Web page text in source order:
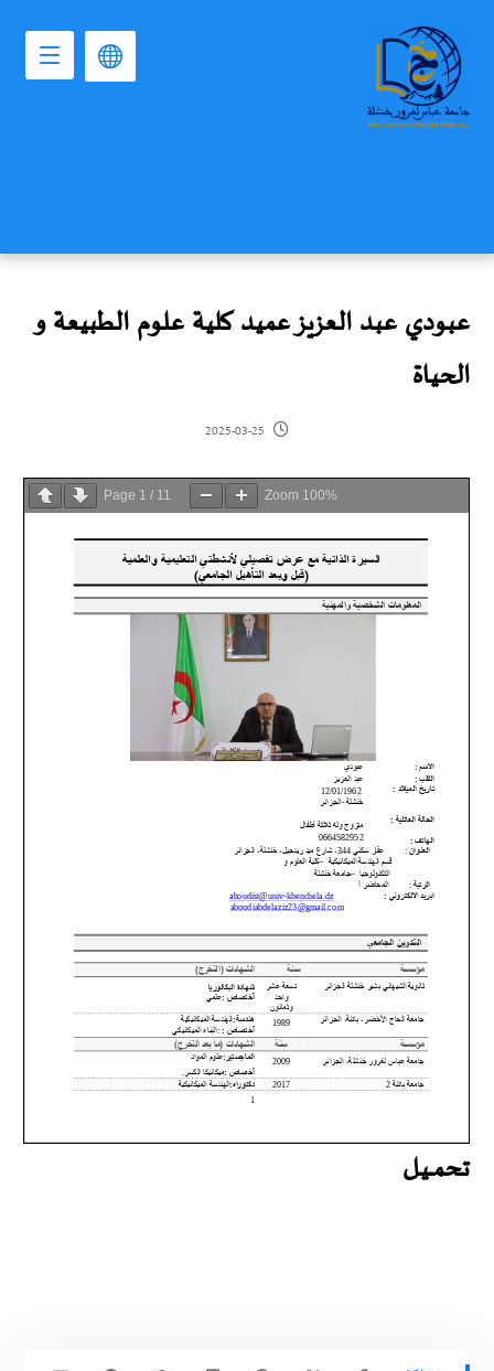
عبودي عبد العزيز عميد كلية علوم الطبيعة و
الحياة
2025-03-25
Page 1 / 11 Zoom 100%
تحمـــيـل